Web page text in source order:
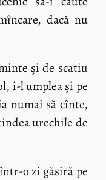
dacă nu
şi de scatiu
i-l umplea şi pe
numai să cînte,
urechile de
o zi găsiră pe